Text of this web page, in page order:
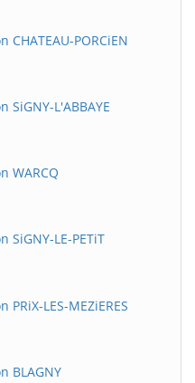
PORCiEN
L'ABBAYE
WARCQ
LE-PETiT
LES-MEZiERES
BLAGNY